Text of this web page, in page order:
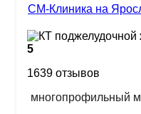
СМ-Клиника на
5
1639 отзывов
многопрофильный